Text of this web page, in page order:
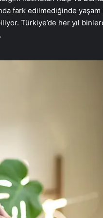
fark edilmediğinde
Türkiye’de her yıl